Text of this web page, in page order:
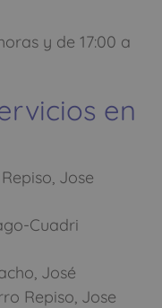
y de 17:00 a
en
Jose
Cuadri
José
Repiso, Jose